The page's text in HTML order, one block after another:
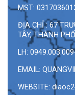
MST:
ĐỊA CHỈ : 67
TÂY, THÀNH
LH:
EMAIL:
WEBSITE: